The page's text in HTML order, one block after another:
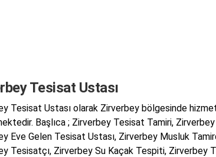
Tesisat Ustası
Tesisat Ustası olarak Zirverbey bölgesinde
Başlıca ; Zirverbey Tesisat Tamiri,
Eve Gelen Tesisat Ustası, Zirverbey Musluk
Tesisatçı, Zirverbey Su Kaçak Tespiti,